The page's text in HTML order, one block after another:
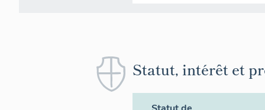
Statut, intérêt et